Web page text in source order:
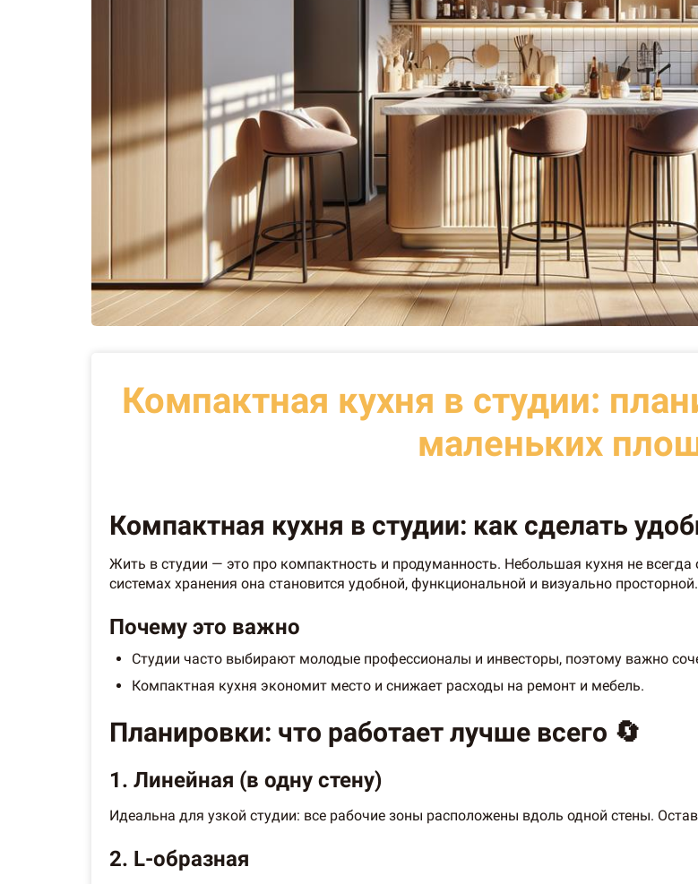
Компактная кухня в студии:
маленьких
Компактная кухня в студии: как сделать
Жить в студии — это про компактность и продуманность. Небольшая кухня не
системах хранения она становится удобной, функциональной и визуально просторной.
Почему это важно
Студии часто выбирают молодые профессионалы и инвесторы, поэтому важно
Компактная кухня экономит место и снижает расходы на ремонт и мебель.
Планировки: что работает лучше всего 🔄
1. Линейная (в одну стену)
Идеальна для узкой студии: все рабочие зоны расположены вдоль одной стены.
2. L-образная